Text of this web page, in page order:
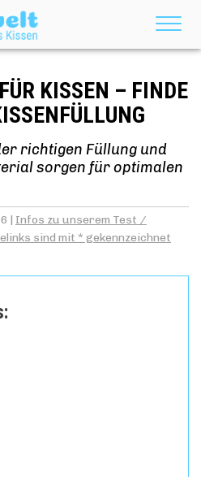
KISSEN – FINDE
richtigen Füllung und
sorgen für optimalen
| Infos zu unserem Test /
sind mit * gekennzeichnet